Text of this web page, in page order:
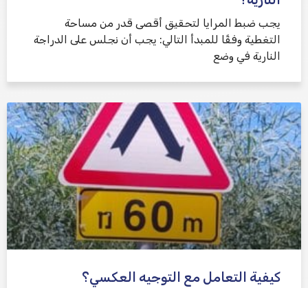
يجب ضبط المرايا لتحقيق أقصى قدر من مساحة
التغطية وفقًا للمبدأ التالي: يجب أن نجلس على الدراجة
النارية في وضع
كيفية التعامل مع التوجيه العكسي؟